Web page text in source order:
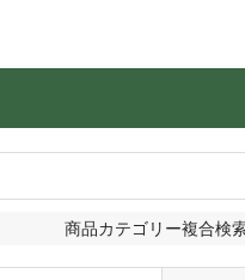
商品カテゴリー複合検